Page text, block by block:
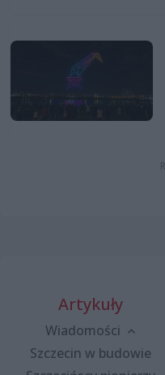
Artykuły
Wiadomości
Szczecin w budowie